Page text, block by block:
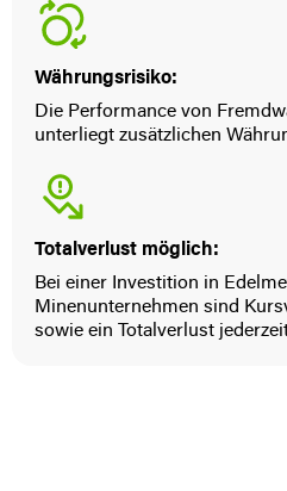
Währungsrisiko:
Die Performance von
unterliegt zusätzlichen
Totalverlust möglich:
Bei einer Investition in
Minenunternehmen sind
sowie ein Totalverlust